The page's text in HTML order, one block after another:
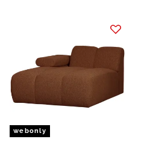
webonly